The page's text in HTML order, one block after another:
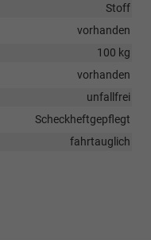
Stoff
vorhanden
100 kg
vorhanden
unfallfrei
Scheckheftgepflegt
fahrtauglich